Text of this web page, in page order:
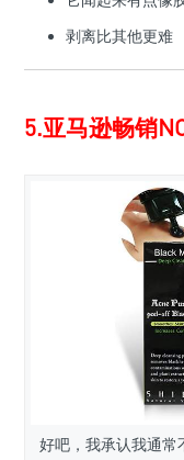
剥离比其他更难
5.亚马逊畅销
好吧，我承认我通常